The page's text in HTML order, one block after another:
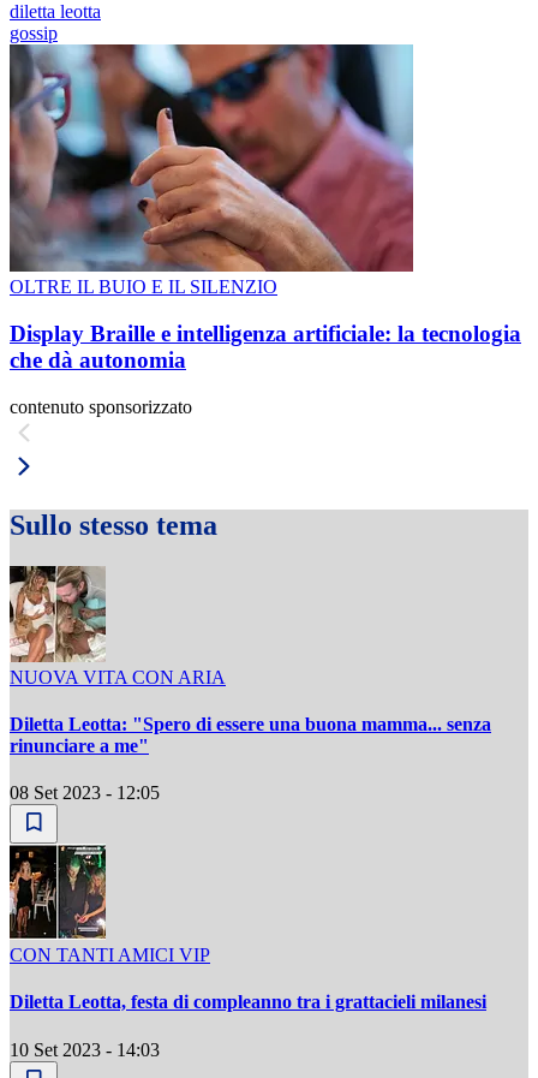
diletta leotta
gossip
OLTRE IL BUIO E IL SILENZIO
Display Braille e intelligenza artificiale: la tecnologia
che dà autonomia
contenuto sponsorizzato
Sullo stesso tema
NUOVA VITA CON ARIA
Diletta Leotta: "Spero di essere una buona mamma... senza
rinunciare a me"
08 Set 2023 - 12:05
CON TANTI AMICI VIP
Diletta Leotta, festa di compleanno tra i grattacieli milanesi
10 Set 2023 - 14:03